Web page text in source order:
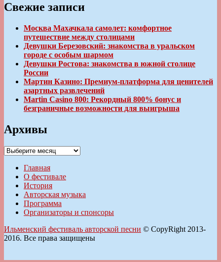
Свежие записи
Москва Махачкала самолет: комфортное
путешествие между столицами
Девушки Березовский: знакомства в уральском
городе с особым шармом
Девушки Ростова: знакомства в южной столице
России
Мартин Казино: Премиум-платформа для ценителей
азартных развлечений
Martin Casino 800: Рекордный 800% бонус и
безграничные возможности для выигрыша
Архивы
Архивы
Главная
О фестивале
История
Авторская музыка
Программа
Организаторы и спонсоры
Ильменский фестиваль авторской песни © CopyRight 2013-
2016. Все права защищены